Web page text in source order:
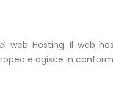
Hosting. Il web
e agisce in